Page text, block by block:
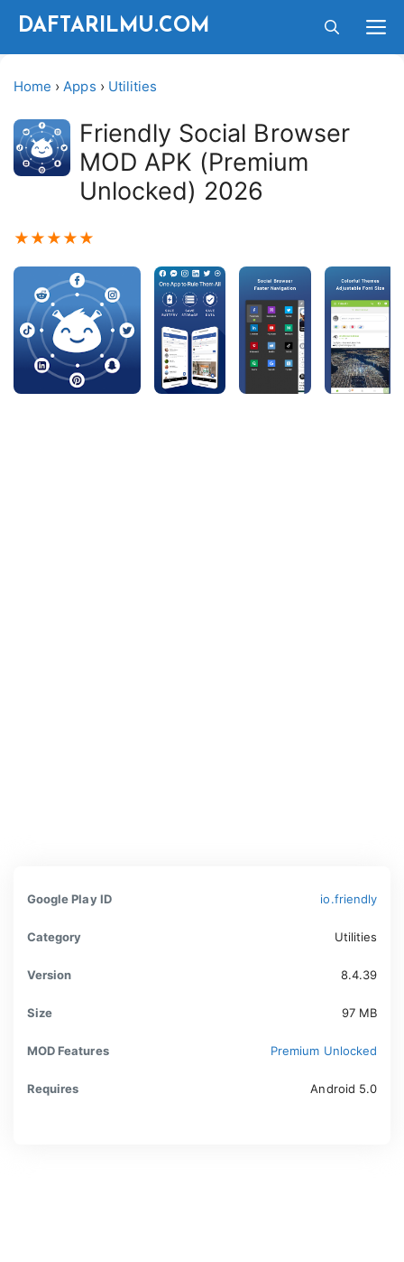
Langsung
DAFTARILMU.COM
Home ›Apps › Utilities
Friendly Social Browser
MOD APK (Premium
Unlocked) 2026
★ ★ ★ ★ ★
Google Play ID io.friendly
Category Utilities
Version 8.4.39
Size 97 MB
MOD Features Premium Unlocked
Requires Android 5.0